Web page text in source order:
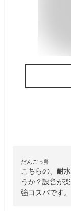
だんごっ鼻
こちらの、耐
うか？設営が
強コスパです。